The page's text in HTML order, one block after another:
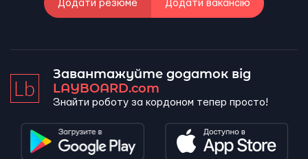
Додати резюме Додати вакансію
Завантажуйте додаток від
LAYBOARD.com
Знайти роботу за кордоном тепер просто!